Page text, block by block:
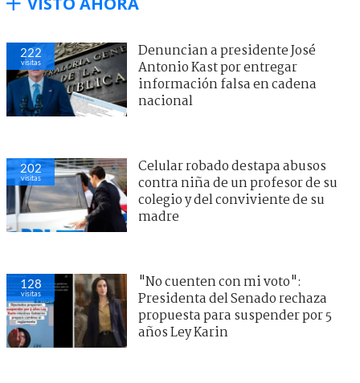
222
visitas
Denuncian a presidente José
Antonio Kast por entregar
información falsa en cadena
nacional
202
visitas
Celular robado destapa abusos
contra niña de un profesor de su
colegio y del conviviente de su
madre
128
visitas
"No cuenten con mi voto":
Presidenta del Senado rechaza
propuesta para suspender por 5
años Ley Karin